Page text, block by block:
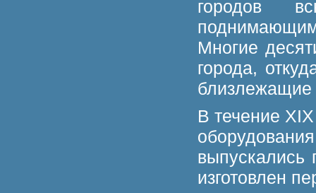
городов
Многие
города,
близлежащие
В течение
изготовлен